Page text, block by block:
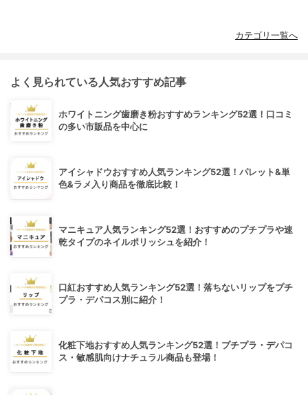
カテゴリ一覧へ
よく見られている人気おすすめ記事
ホワイトニング歯磨き粉おすすめランキング52選！口コミ
の多い市販品を中心に
アイシャドウおすすめ人気ランキング52選！パレット&単
色&ラメ入り商品を徹底比較！
マニキュア人気ランキング52選！おすすめのプチプラや速
乾タイプのネイルポリッシュを紹介！
口紅おすすめ人気ランキング52選！落ちないリップをプチ
プラ・デパコス別に紹介！
化粧下地おすすめ人気ランキング52選！プチプラ・デパコ
ス・敏感肌向けナチュラル商品も登場！